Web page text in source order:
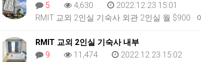
5
4,630
2022.12.23 15:01
RMIT 교외 2인실 기숙사 외관 2인실 월 $900
RMIT 교외 2인실 기숙사 내부
9
11,474
2022.12.23 15:02